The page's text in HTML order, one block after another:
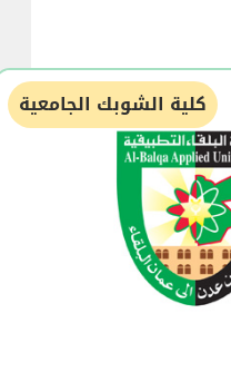
كلية الشوبك الجامعية